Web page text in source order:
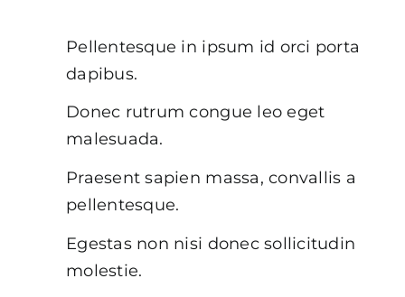
Pellentesque in ipsum id orci porta
dapibus.
Donec rutrum congue leo eget
malesuada.
Praesent sapien massa, convallis a
pellentesque.
Egestas non nisi donec sollicitudin
molestie.